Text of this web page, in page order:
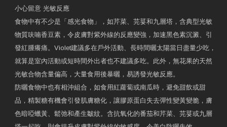
小心留意 光敏反應
食物中有不少是「感光食物」，如芹菜、芫荽和九層塔，含典型光敏
物質呋喃香豆素，令皮膚對紫外線的反應變強，加速黑色素沉澱、引
發紅腫癢痛。Violet建議多在戶外活動、長時間曬太陽當日盡量少吃，
就算是室內活動或短時間外出者也不建議多吃。此外，無花果的天然
光敏合物含量偏高，大量食用後暴曬，易誘發光敏反應。
防曬食物中也有相沖組合，如食用紅蘿蔔或南瓜時，避免甜飲或甜
品，精製糖有機會引發肌膚糖化，讓膠原蛋白失去彈性變黃變脆，膚
色暗啞蠟黃、鬆弛和產生皺紋。含抗氧化的番茄和芹菜、芫荽或九層